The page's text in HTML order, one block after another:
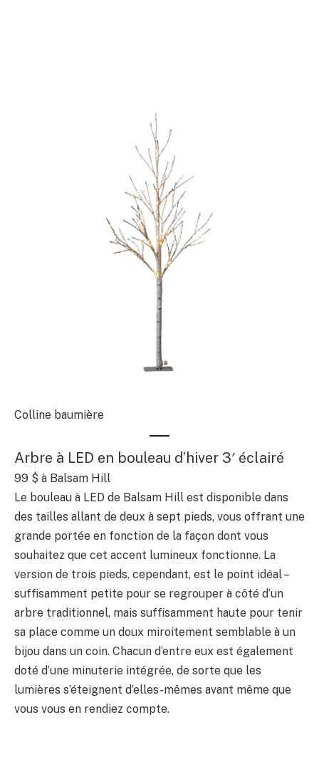
Colline baumière
Arbre à LED en bouleau d’hiver 3′ éclairé
99 $ à Balsam Hill
Le bouleau à LED de Balsam Hill est disponible dans
des tailles allant de deux à sept pieds, vous offrant une
grande portée en fonction de la façon dont vous
souhaitez que cet accent lumineux fonctionne. La
version de trois pieds, cependant, est le point idéal –
suffisamment petite pour se regrouper à côté d’un
arbre traditionnel, mais suffisamment haute pour tenir
sa place comme un doux miroitement semblable à un
bijou dans un coin. Chacun d’entre eux est également
doté d’une minuterie intégrée, de sorte que les
lumières s’éteignent d’elles-mêmes avant même que
vous vous en rendiez compte.